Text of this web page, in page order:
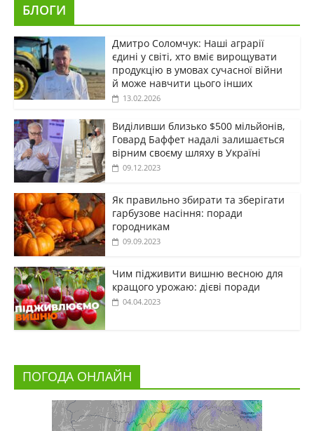
БЛОГИ
Дмитро Соломчук: Наші аграрії
єдині у світі, хто вміє вирощувати
продукцію в умовах сучасної війни
й може навчити цього інших
13.02.2026
Виділивши близько $500 мільйонів,
Говард Баффет надалі залишається
вірним своєму шляху в Україні
09.12.2023
Як правильно збирати та зберігати
гарбузове насіння: поради
городникам
09.09.2023
Чим підживити вишню весною для
кращого урожаю: дієві поради
04.04.2023
ПОГОДА ОНЛАЙН